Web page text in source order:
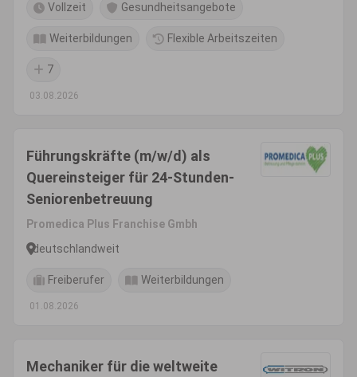
Vollzeit Gesundheitsangebote
Weiterbildungen Flexible Arbeitszeiten
7
03.08.2026
Führungskräfte (m/w/d) als
Quereinsteiger für 24-Stunden-
Seniorenbetreuung
Promedica Plus Franchise Gmbh
deutschlandweit
Freiberufer Weiterbildungen
01.08.2026
Mechaniker für die weltweite